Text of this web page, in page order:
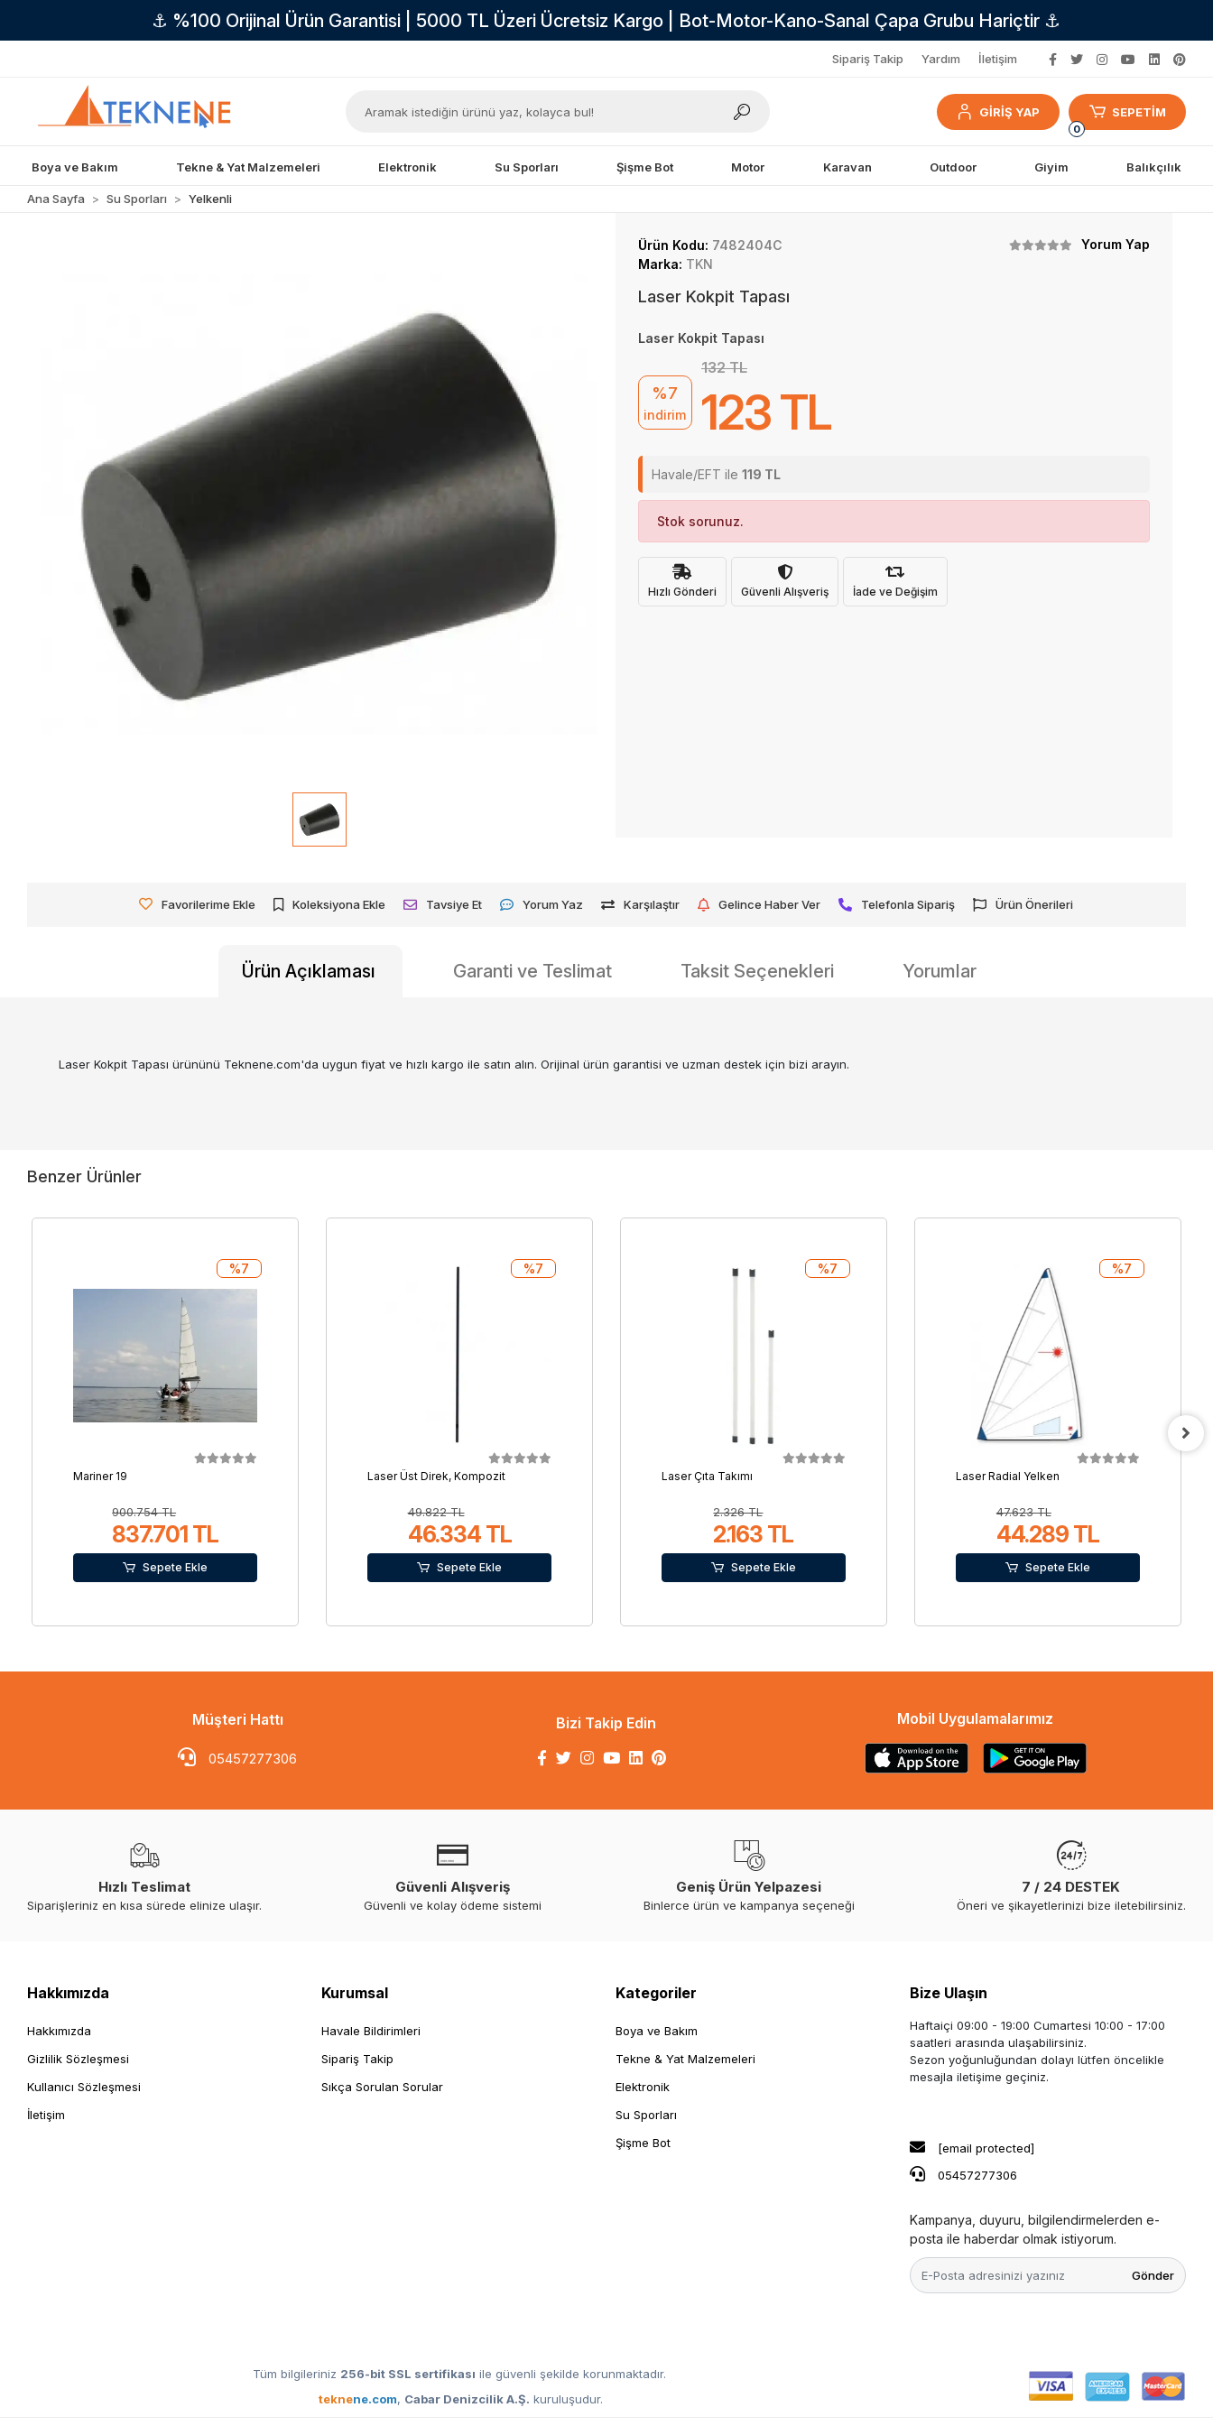
⚓ %100 Orijinal Ürün Garantisi | 5000 TL Üzeri Ücretsiz Kargo | Bot-Motor-Kano-Sanal Çapa Grubu Hariçtir ⚓
Sipariş Takip Yardım İletişim
GİRİŞ YAP
0
SEPETİM
Boya ve Bakım Tekne & Yat Malzemeleri Elektronik Su Sporları Şişme Bot Motor Karavan Outdoor Giyim Balıkçılık
Ana Sayfa Su Sporları Yelkenli
Ürün Kodu: 7482404C
Yorum Yap
Marka: TKN
Laser Kokpit Tapası
Laser Kokpit Tapası
%7
indirim
132 TL
123 TL
Havale/EFT ile 119 TL
Stok sorunuz.
Hızlı Gönderi Güvenli Alışveriş İade ve Değişim
Favorilerime Ekle Koleksiyona Ekle Tavsiye Et Yorum Yaz Karşılaştır Gelince Haber Ver Telefonla Sipariş Ürün Önerileri
Ürün Açıklaması Garanti ve Teslimat Taksit Seçenekleri Yorumlar
Laser Kokpit Tapası ürününü Teknene.com'da uygun fiyat ve hızlı kargo ile satın alın. Orijinal ürün garantisi ve uzman destek için bizi arayın.
Benzer Ürünler
Mariner 19
900.754 TL
837.701 TL
%7
Sepete Ekle
Laser Üst Direk, Kompozit
49.822 TL
46.334 TL
%7
Sepete Ekle
Laser Çıta Takımı
2.326 TL
2.163 TL
%7
Sepete Ekle
Laser Radial Yelken
47.623 TL
44.289 TL
%7
Sepete Ekle
Müşteri Hattı
05457277306
Bizi Takip Edin Mobil Uygulamalarımız
Hızlı Teslimat
Siparişleriniz en kısa sürede elinize ulaşır.
Güvenli Alışveriş
Güvenli ve kolay ödeme sistemi
Geniş Ürün Yelpazesi
Binlerce ürün ve kampanya seçeneği
7 / 24 DESTEK
Öneri ve şikayetlerinizi bize iletebilirsiniz.
Hakkımızda
Hakkımızda
Gizlilik Sözleşmesi
Kullanıcı Sözleşmesi
İletişim
Kurumsal
Havale Bildirimleri
Sipariş Takip
Sıkça Sorulan Sorular
Kategoriler
Boya ve Bakım
Tekne & Yat Malzemeleri
Elektronik
Su Sporları
Şişme Bot
Bize Ulaşın
Haftaiçi 09:00 - 19:00 Cumartesi 10:00 - 17:00
saatleri arasında ulaşabilirsiniz.
Sezon yoğunluğundan dolayı lütfen öncelikle
mesajla iletişime geçiniz.
[email protected]
05457277306
Kampanya, duyuru, bilgilendirmelerden e-
posta ile haberdar olmak istiyorum.
Gönder
Tüm bilgileriniz 256-bit SSL sertifikası ile güvenli şekilde korunmaktadır.
teknene.com, Cabar Denizcilik A.Ş. kuruluşudur.